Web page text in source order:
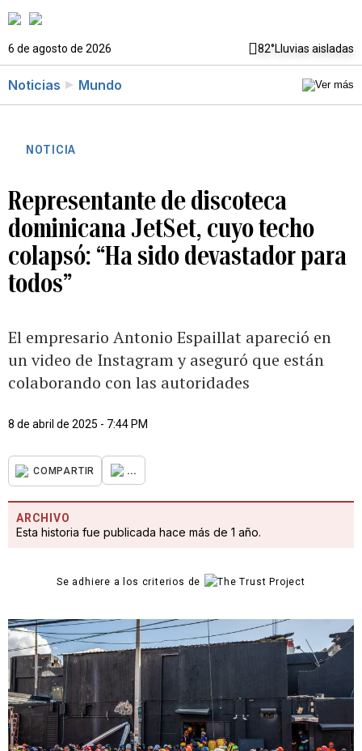
6 de agosto de 2026 82°Lluvias aisladas
Noticias Mundo
NOTICIA
Representante de discoteca
dominicana JetSet, cuyo techo
colapsó: “Ha sido devastador para
todos”
El empresario Antonio Espaillat apareció en
un video de Instagram y aseguró que están
colaborando con las autoridades
8 de abril de 2025 - 7:44 PM
COMPARTIR ...
ARCHIVO
Esta historia fue publicada hace más de 1 año.
Se adhiere a los criterios de